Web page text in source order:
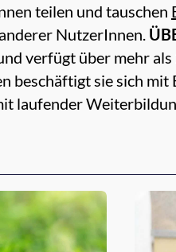
teilen und tauschen
anderer NutzerInnen.
verfügt über mehr
beschäftigt sie sich mit
laufender